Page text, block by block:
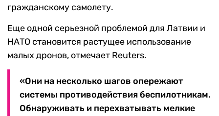
гражданскому самолету.
Еще одной серьезной проблемой для Латвии и
НАТО становится растущее использование
малых дронов, отмечает Reuters.
«Они на несколько шагов опережают
системы противодействия беспилотникам.
Обнаруживать и перехватывать мелкие